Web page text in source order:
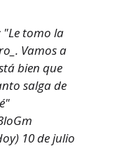
"Le tomo la
. Vamos a
bien que
salga de
10 de julio